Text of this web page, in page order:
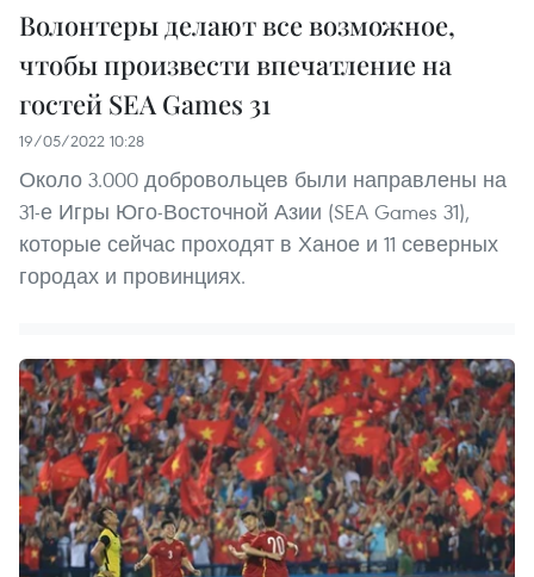
Волонтеры делают все возможное,
чтобы произвести впечатление на
гостей SEA Games 31
19/05/2022 10:28
Около 3.000 добровольцев были направлены на
31-е Игры Юго-Восточной Азии (SEA Games 31),
которые сейчас проходят в Ханое и 11 северных
городах и провинциях.